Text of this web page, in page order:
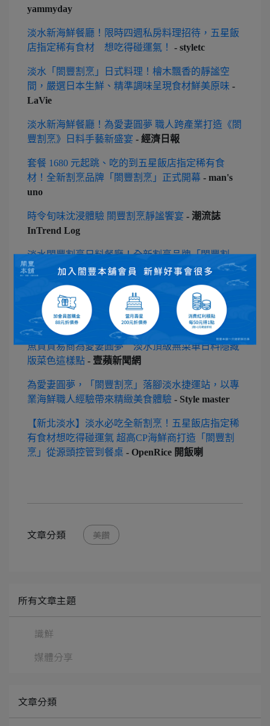
yammyday
淡水新海鮮餐廳！限時四週私房料理招待，五星飯
店指定稀有食材 想吃得碰運氣！
- styletc
淡水「閤豐割烹」日式料理！檜木飄香的靜謐空
間，嚴選日本生鮮、精準調味呈現食材鮮美原味 -
LaVie
淡水新海鮮餐廳！為愛妻圓夢 職人跨產業打造《閤
豐割烹》日料手藝新盛宴 - 經濟日報
套餐 1680 元起跳、吃的到五星飯店指定稀有食
材！全新割烹品牌「閤豐割烹」正式開幕 - man's
uno
時令旬味沈浸體驗 閤豐割烹靜謐饗宴 - 潮流誌
InTrend Log
淡水閤豐割烹日料餐廳！全新割烹品牌「閤豐割
烹」打造三款割烹創意套餐「松葉蟹、3L干貝、極
黑和牛」，搶攻淡水人必吃清單。
- Walker Land
淡水日料餐廳「閤豐割烹」開幕！檜木打造日式空
間、海陸鮮食美饌饕客必嚐 - Zeek 玩家誌
魚貨貿易商為愛妻圓夢 淡水頂級無菜單日料隱藏
版菜色這樣點 - 壹蘋新聞網
為愛妻圓夢，「閤豐割烹」落腳淡水捷運站，以專
業海鮮職人經驗帶來精緻美食體驗 - Style master
【新北淡水】淡水必吃全新割烹！五星飯店指定稀
有食材想吃得碰運氣 超高CP海鮮商打造「閤豐割
烹」從源頭控管到餐桌 - OpenRice 開飯喇
文章分類 美饡
所有文章主題
識鮮
媒體分享
文章分類